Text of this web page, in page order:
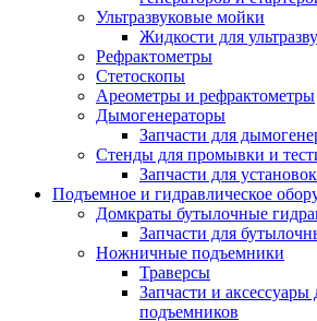
Ультразвуковые мойки
Жидкости для
Рефрактометры
Стетоскопы
Ареометры и рефрактометры
Дымогенераторы
Запчасти для
Стенды для промывки и
Запчасти для
Подъемное и гидравлическое
Домкраты бутылочные
Запчасти для
Ножничные подъемники
Траверсы
Запчасти и
подъемников